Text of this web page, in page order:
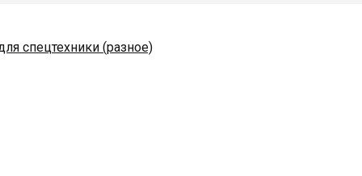
спецтехники (разное)